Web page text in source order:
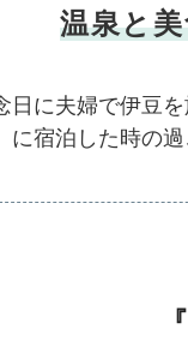
温泉と
日に夫婦で伊豆
に宿泊した時の過